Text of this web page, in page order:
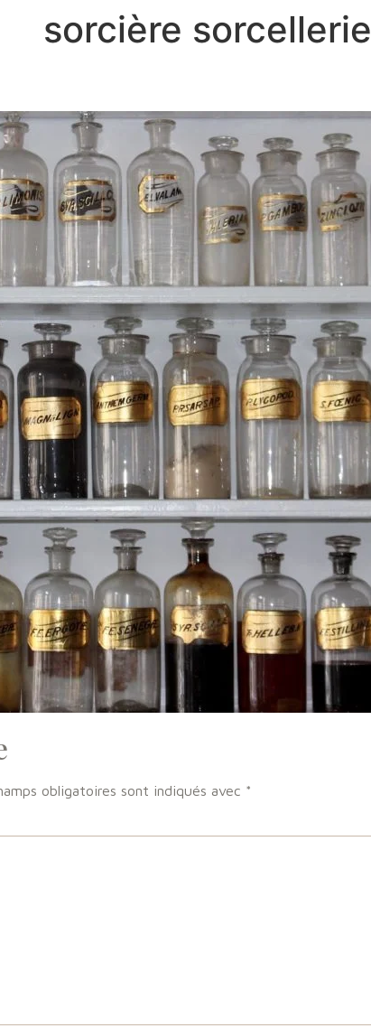
sorcière sorcellerie
obligatoires sont indiqués avec *